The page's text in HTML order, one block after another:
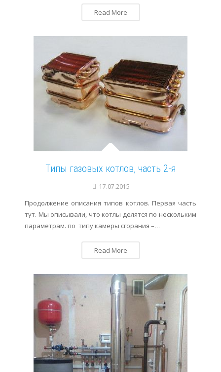
Read More
Типы газовых котлов, часть 2-я
17.07.2015
Продолжение описания типов котлов. Первая часть
тут. Мы описывали, что котлы делятся по нескольким
параметрам. по типу камеры сгорания –…
Read More